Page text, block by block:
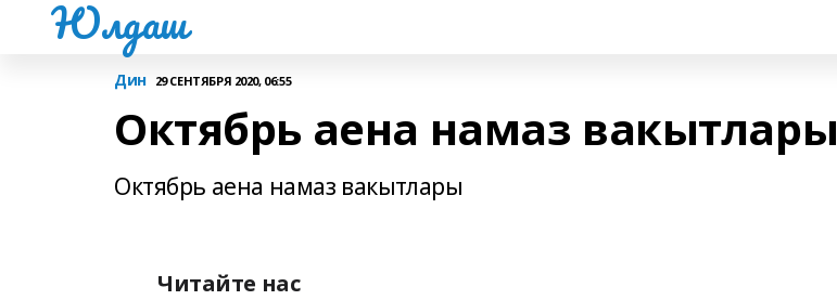
Юлдаш
Дин 29 СЕНТЯБРЯ 2020, 06:55
Октябрь аена намаз вакытлары
Октябрь аена намаз вакытлары
Читайте нас